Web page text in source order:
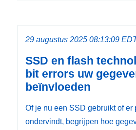
29 augustus 2025 08:13:09
SSD en flash
bit errors uw
beïnvloeden
Of je nu een SSD gebruikt of er
ondervindt, begrijpen hoe